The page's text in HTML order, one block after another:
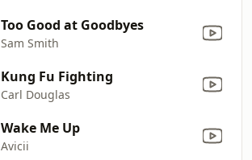
Too Good at Goodbyes
Sam Smith
Kung Fu Fighting
Carl Douglas
Wake Me Up
Avicii